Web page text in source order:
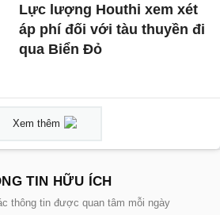
Lực lượng Houthi xem xét
áp phí đối với tàu thuyền đi
qua Biển Đỏ
Xem thêm
TIN HỮU ÍCH
thông tin được quan tâm mỗi ngày